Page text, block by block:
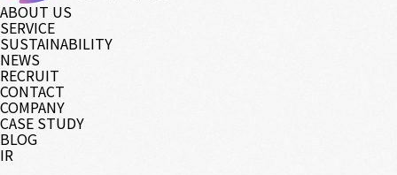
ABOUT US
SERVICE
SUSTAINABILITY
NEWS
RECRUIT
CONTACT
COMPANY
CASE STUDY
BLOG
IR